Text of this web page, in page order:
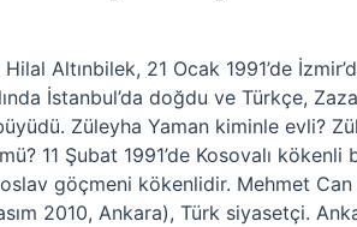
Altınbilek, 21 Ocak 1991’de
İstanbul’da doğdu ve Türkçe,
Züleyha Yaman kiminle evli?
11 Şubat 1991’de Kosovalı kökenli
göçmeni kökenlidir. Mehmet
2010, Ankara), Türk siyasetçi.